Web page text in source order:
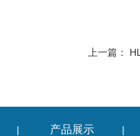
上一篇：
| 产品展示 |